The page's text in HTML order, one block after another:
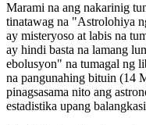
Marami na ang nakarinig
tinatawag na "Astrolohiya
ay misteryoso at labis na
ay hindi basta na lamang
ebolusyon" na tumagal ng
na pangunahing bituin (14
pinagsasama nito ang
estadistika upang